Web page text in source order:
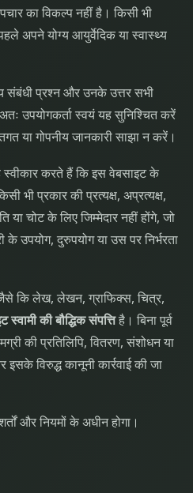
का विकल्प नहीं है। किसी भी
अपने योग्य आयुर्वेदिक या स्वास्थ्य
संबंधी प्रश्न और उनके उत्तर सभी
उपयोगकर्ता स्वयं यह सुनिश्चित करें
या गोपनीय जानकारी साझा न करें।
स्वीकार करते हैं कि इस वेबसाइट के
भी प्रकार की प्रत्यक्ष, अप्रत्यक्ष,
या चोट के लिए जिम्मेदार नहीं होंगे, जो
के उपयोग, दुरुपयोग या उस पर निर्भरता
कि लेख, लेखन, ग्राफिक्स, चित्र,
स्वामी की बौद्धिक संपत्तिहै। बिना पूर्व
की प्रतिलिपि, वितरण, संशोधन या
विरुद्ध कानूनी कार्रवाई की जा
और नियमों के अधीन होगा।